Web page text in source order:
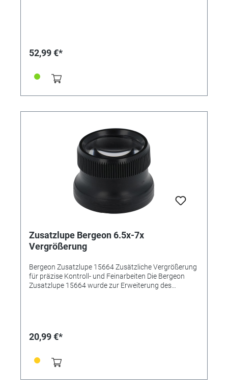
52,99 €*
Zusatzlupe Bergeon 6.5x-7x
Vergrößerung
Bergeon Zusatzlupe 15664 Zusätzliche Vergrößerung
für präzise Kontroll- und Feinarbeiten Die Bergeon
Zusatzlupe 15664 wurde zur Erweiterung des
Prüfaufgaben. Durch die erhöhte
Uhrwerkskomponenten, Fassungen, Oberflächen und
Mikroteilen noch präziser beurteilen. Die Zusatzlupe
20,99 €*